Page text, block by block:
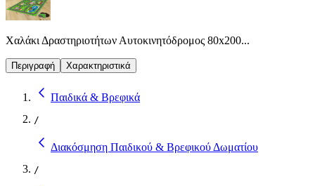
Χαλάκι Δραστηριοτήτων Αυτοκινητόδρομος 80x200...
Περιγραφή Χαρακτηριστικά
Παιδικά & Βρεφικά
/
Διακόσμηση Παιδικού & Βρεφικού Δωματίου
/